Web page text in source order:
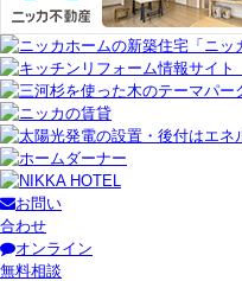
お問い
合わせ
オンライン
無料相談